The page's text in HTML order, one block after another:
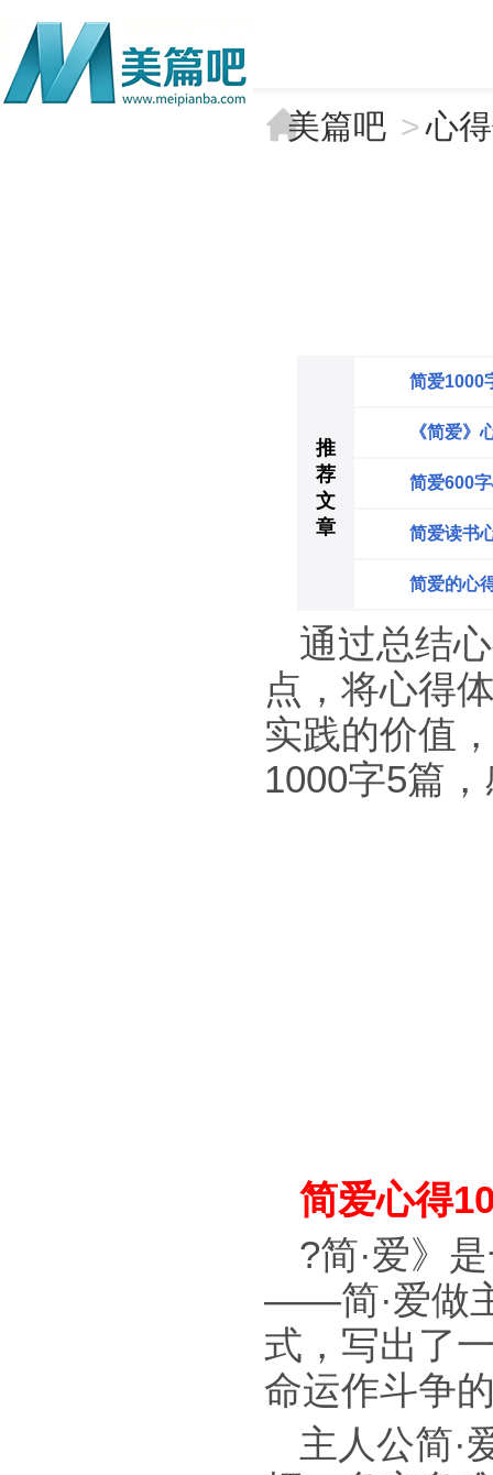
美篇吧 > 心
推
荐
文
章
简爱1000
《简爱》
简爱600
简爱读书
简爱的心
通过总结
点，将心得
实践的价值
1000字5篇
简爱心得
?简·爱》
——简·爱做
式，写出了
命运作斗争
主人公简·